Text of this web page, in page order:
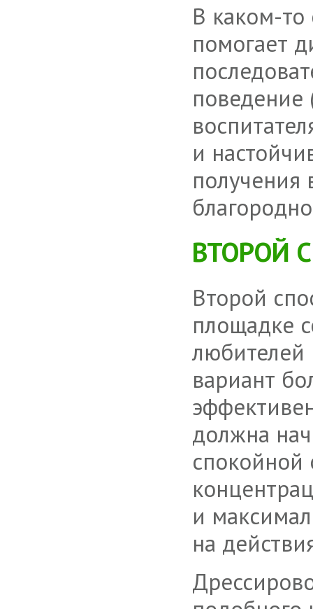
В каком-то
помогает
поведение
и
получения
ВТОРОЙ
Второй
площадке
любителей
вариант
должна
спокойной
и
на